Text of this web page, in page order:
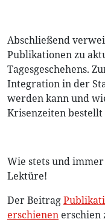
Abschließend
Publikationen zu
Tagesgeschehens.
Integration in der
werden kann und
Krisenzeiten bestellt
Wie stets und
Lektüre!
Der Beitrag
erschienen erschien